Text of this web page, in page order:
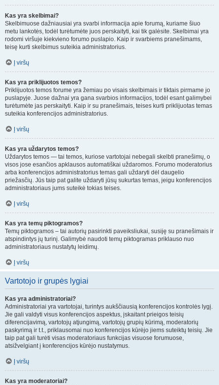
Kas yra skelbimai?
Skelbimuose dažniausiai yra svarbi informacija apie forumą, kuriame šiuo
metu lankotės, todėl turėtumėte juos perskaityti, kai tik galėsite. Skelbimai yra
rodomi viršuje kiekvieno forumo puslapio. Kaip ir svarbiems pranešimams,
teisę kurti skelbimus suteikia administratorius.
Į viršų
Kas yra priklijuotos temos?
Priklijuotos temos forume yra žemiau po visais skelbimais ir tiktais pirmame jo
puslapyje. Juose dažnai yra gana svarbios informacijos, todėl esant galimybei
turėtumėte jas perskaityti. Kaip ir su pranešimais, teises kurti priklijuotas temas
suteikia konferencijos administratorius.
Į viršų
Kas yra uždarytos temos?
Uždarytos temos — tai temos, kuriose vartotojai nebegali skelbti pranešimų, o
visos jose esančios apklausos automatiškai uždaromos. Forumo moderatorius
arba konferencijos administratorius temas gali uždaryti dėl daugelio
priežasčių. Jūs taip pat galite uždaryti jūsų sukurtas temas, jeigu konferencijos
administratoriaus jums suteikė tokias teises.
Į viršų
Kas yra temų piktogramos?
Temų piktogramos – tai autorių pasirinkti paveiksliukai, susiję su pranešimais ir
atspindintys jų turinį. Galimybė naudoti temų piktogramas priklauso nuo
administratoriaus nustatytų leidimų.
Į viršų
Vartotojo ir grupės lygiai
Kas yra administratoriai?
Administratoriai yra vartotojai, turintys aukščiausią konferencijos kontrolės lygį.
Jie gali valdyti visus konferencijos aspektus, įskaitant prieigos teisių
diferencijavimą, vartotojų atjungimą, vartotojų grupių kūrimą, moderatorių
paskyrimą ir t.t., priklausomai nuo konferencijos kūrėjo jiems suteiktų teisių. Jie
taip pat gali turėti visas moderatoriaus funkcijas visuose forumuose,
atsižvelgiant į konferencijos kūrėjo nustatymus.
Į viršų
Kas yra moderatoriai?